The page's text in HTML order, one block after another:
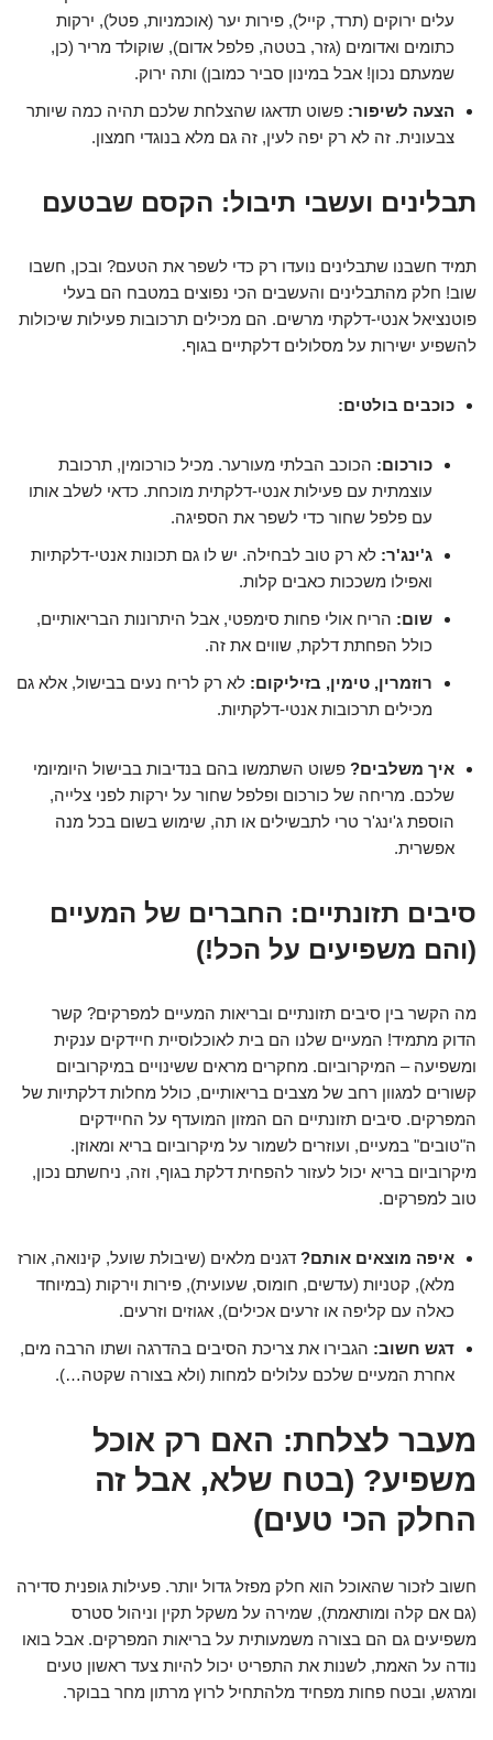
עלים ירוקים (תרד, קייל), פירות יער (אוכמניות, פטל), ירקות
כתומים ואדומים (גזר, בטטה, פלפל אדום), שוקולד מריר (כן,
שמעתם נכון! אבל במינון סביר כמובן) ותה ירוק.
הצעה לשיפור: פשוט תדאגו שהצלחת שלכם תהיה כמה שיותר
צבעונית. זה לא רק יפה לעין, זה גם מלא בנוגדי חמצון.
תבלינים ועשבי תיבול: הקסם שבטעם
תמיד חשבנו שתבלינים נועדו רק כדי לשפר את הטעם? ובכן, חשבו
שוב! חלק מהתבלינים והעשבים הכי נפוצים במטבח הם בעלי
פוטנציאל אנטי-דלקתי מרשים. הם מכילים תרכובות פעילות שיכולות
להשפיע ישירות על מסלולים דלקתיים בגוף.
כוכבים בולטים:
כורכום: הכוכב הבלתי מעורער. מכיל כורכומין, תרכובת
עוצמתית עם פעילות אנטי-דלקתית מוכחת. כדאי לשלב אותו
עם פלפל שחור כדי לשפר את הספיגה.
ג'ינג'ר: לא רק טוב לבחילה. יש לו גם תכונות אנטי-דלקתיות
ואפילו משככות כאבים קלות.
שום: הריח אולי פחות סימפטי, אבל היתרונות הבריאותיים,
כולל הפחתת דלקת, שווים את זה.
רוזמרין, טימין, בזיליקום: לא רק לריח נעים בבישול, אלא גם
מכילים תרכובות אנטי-דלקתיות.
איך משלבים? פשוט השתמשו בהם בנדיבות בבישול היומיומי
שלכם. מריחה של כורכום ופלפל שחור על ירקות לפני צלייה,
הוספת ג'ינג'ר טרי לתבשילים או תה, שימוש בשום בכל מנה
אפשרית.
סיבים תזונתיים: החברים של המעיים
(והם משפיעים על הכל!)
מה הקשר בין סיבים תזונתיים ובריאות המעיים למפרקים? קשר
הדוק מתמיד! המעיים שלנו הם בית לאוכלוסיית חיידקים ענקית
ומשפיעה – המיקרוביום. מחקרים מראים ששינויים במיקרוביום
קשורים למגוון רחב של מצבים בריאותיים, כולל מחלות דלקתיות של
המפרקים. סיבים תזונתיים הם המזון המועדף על החיידקים
ה"טובים" במעיים, ועוזרים לשמור על מיקרוביום בריא ומאוזן.
מיקרוביום בריא יכול לעזור להפחית דלקת בגוף, וזה, ניחשתם נכון,
טוב למפרקים.
איפה מוצאים אותם? דגנים מלאים (שיבולת שועל, קינואה, אורז
מלא), קטניות (עדשים, חומוס, שעועית), פירות וירקות (במיוחד
כאלה עם קליפה או זרעים אכילים), אגוזים וזרעים.
דגש חשוב: הגבירו את צריכת הסיבים בהדרגה ושתו הרבה מים,
אחרת המעיים שלכם עלולים למחות (ולא בצורה שקטה…).
מעבר לצלחת: האם רק אוכל
משפיע? (בטח שלא, אבל זה
החלק הכי טעים)
חשוב לזכור שהאוכל הוא חלק מפזל גדול יותר. פעילות גופנית סדירה
(גם אם קלה ומותאמת), שמירה על משקל תקין וניהול סטרס
משפיעים גם הם בצורה משמעותית על בריאות המפרקים. אבל בואו
נודה על האמת, לשנות את התפריט יכול להיות צעד ראשון טעים
ומרגש, ובטח פחות מפחיד מלהתחיל לרוץ מרתון מחר בבוקר.